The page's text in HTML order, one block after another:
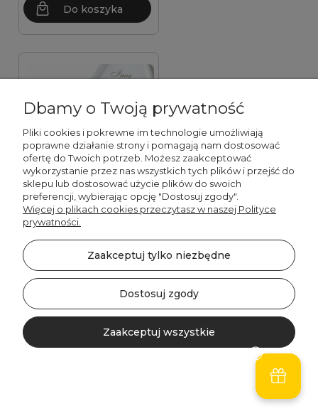
Do koszyka
Decordruk
Namiot TIPI dla dzieci
OCEAN DREAM wzór
D129 | balony w
chmurach na beżowym
Koszyk
Dbamy o Twoją prywatność
Pliki cookies i pokrewne im technologie umożliwiają
poprawne działanie strony i pomagają nam dostosować
ofertę do Twoich potrzeb. Możesz zaakceptować
wykorzystanie przez nas wszystkich tych plików i przejść do
sklepu lub dostosować użycie plików do swoich
preferencji, wybierając opcję "Dostosuj zgody".
Więcej o plikach cookies przeczytasz w naszej Polityce
prywatności.
Zaakceptuj tylko niezbędne
Dostosuj zgody
Zaakceptuj wszystkie